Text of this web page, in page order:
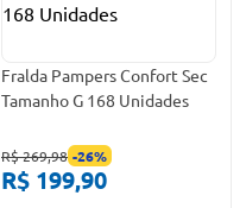
Fralda Pampers Confort Sec
Tamanho G 168 Unidades
R$ 269,98 -26%
R$ 199,90